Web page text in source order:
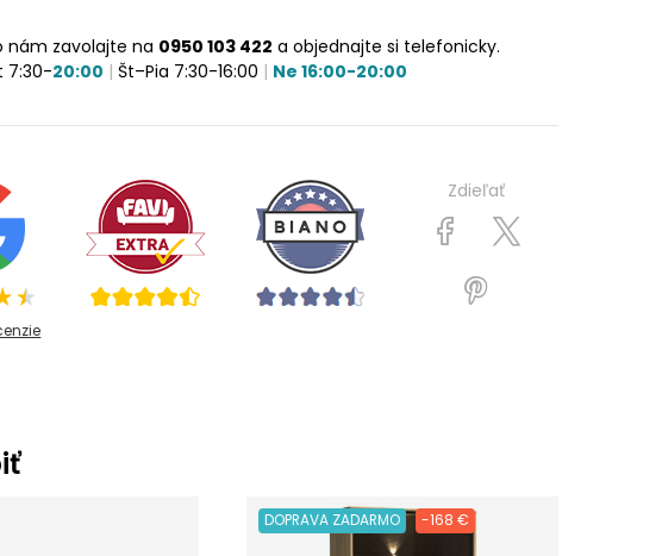
nám zavolajte na 0950 103 422 a objednajte si telefonicky.
7:30-20:00 | Št–Pia 7:30-16:00 | Ne 16:00-20:00
Zdieľať
DOPRAVA ZADARMO -168 €